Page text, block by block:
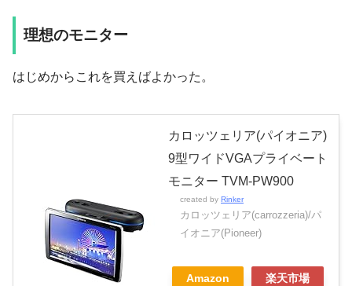
理想のモニター
はじめからこれを買えばよかった。
カロッツェリア(パイオニア)
9型ワイドVGAプライベート
モニター TVM-PW900
created by Rinker
カロッツェリア(carrozzeria)/パ
イオニア(Pioneer)
Amazon 楽天市場